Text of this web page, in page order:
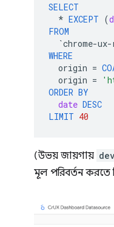
SELECT
* EXCEPT (
FROM
`chrome-ux-
WHERE
origin =
origin =
ORDER BY
date DESC
LIMIT 40
(উভয় জায়গায়
মূল পরিবর্তন করতে